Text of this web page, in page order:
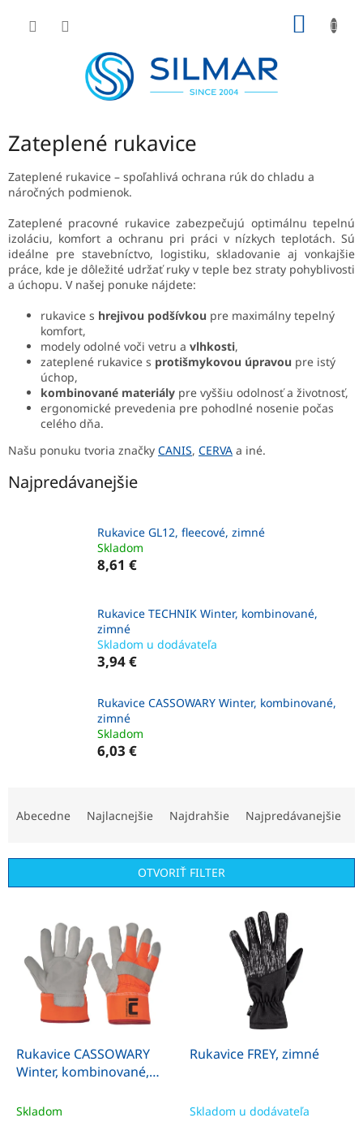
Zateplené rukavice
Zateplené rukavice – spoľahlivá ochrana rúk do chladu a
náročných podmienok.
Zateplené pracovné rukavice zabezpečujú optimálnu tepelnú
izoláciu, komfort a ochranu pri práci v nízkych teplotách. Sú
ideálne pre stavebníctvo, logistiku, skladovanie aj vonkajšie
práce, kde je dôležité udržať ruky v teple bez straty pohyblivosti
a úchopu. V našej ponuke nájdete:
rukavice s hrejivou podšívkou pre maximálny tepelný
komfort,
modely odolné voči vetru a vlhkosti,
zateplené rukavice s protišmykovou úpravou pre istý
úchop,
kombinované materiály pre vyššiu odolnosť a životnosť,
ergonomické prevedenia pre pohodlné nosenie počas
celého dňa.
Našu ponuku tvoria značky CANIS, CERVA a iné.
Najpredávanejšie
Rukavice GL12, fleecové, zimné
Skladom
8,61 €
Rukavice TECHNIK Winter, kombinované,
zimné
Skladom u dodávateľa
3,94 €
Rukavice CASSOWARY Winter, kombinované,
zimné
Skladom
6,03 €
i
Abecedne Najlacnejšie Najdrahšie Najpredávanejšie
OTVORIŤ FILTER
u
Rukavice CASSOWARY
Winter, kombinované,
Skladom
Rukavice FREY, zimné
Skladom u dodávateľa